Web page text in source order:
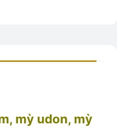
mỳ udon, mỳ